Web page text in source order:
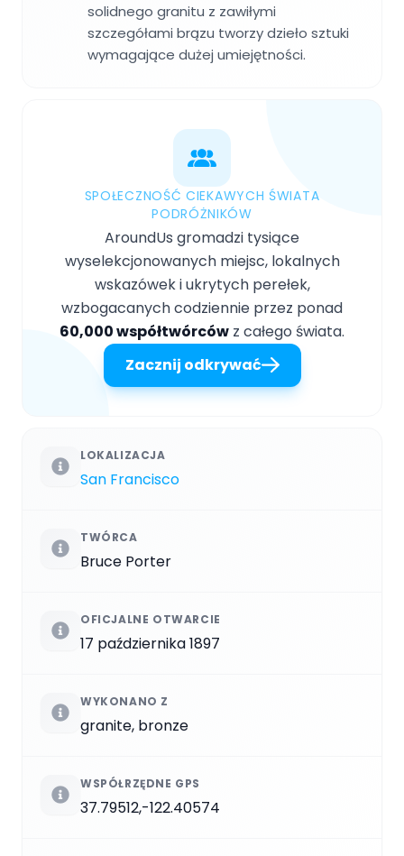
solidnego granitu z zawiłymi
szczegółami brązu tworzy dzieło sztuki
wymagające dużej umiejętności.
SPOŁECZNOŚĆ CIEKAWYCH ŚWIATA
PODRÓŻNIKÓW
AroundUs gromadzi tysiące
wyselekcjonowanych miejsc, lokalnych
wskazówek i ukrytych perełek,
wzbogacanych codziennie przez ponad
60,000 współtwórców z całego świata.
Zacznij odkrywać
LOKALIZACJA
San Francisco
TWÓRCA
Bruce Porter
OFICJALNE OTWARCIE
17 października 1897
WYKONANO Z
granite, bronze
WSPÓŁRZĘDNE GPS
37.79512,-122.40574